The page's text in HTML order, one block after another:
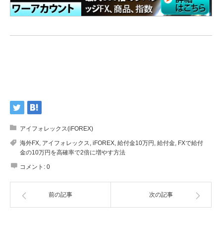
アイフォレックス(iFOREX)
海外FX, アイフォレックス, iFOREX, 給付金10万円 , 給付金, FXで給付
金の10万円を高確率で2倍に増やす方法
コメント: 0
前の記事 次の記事